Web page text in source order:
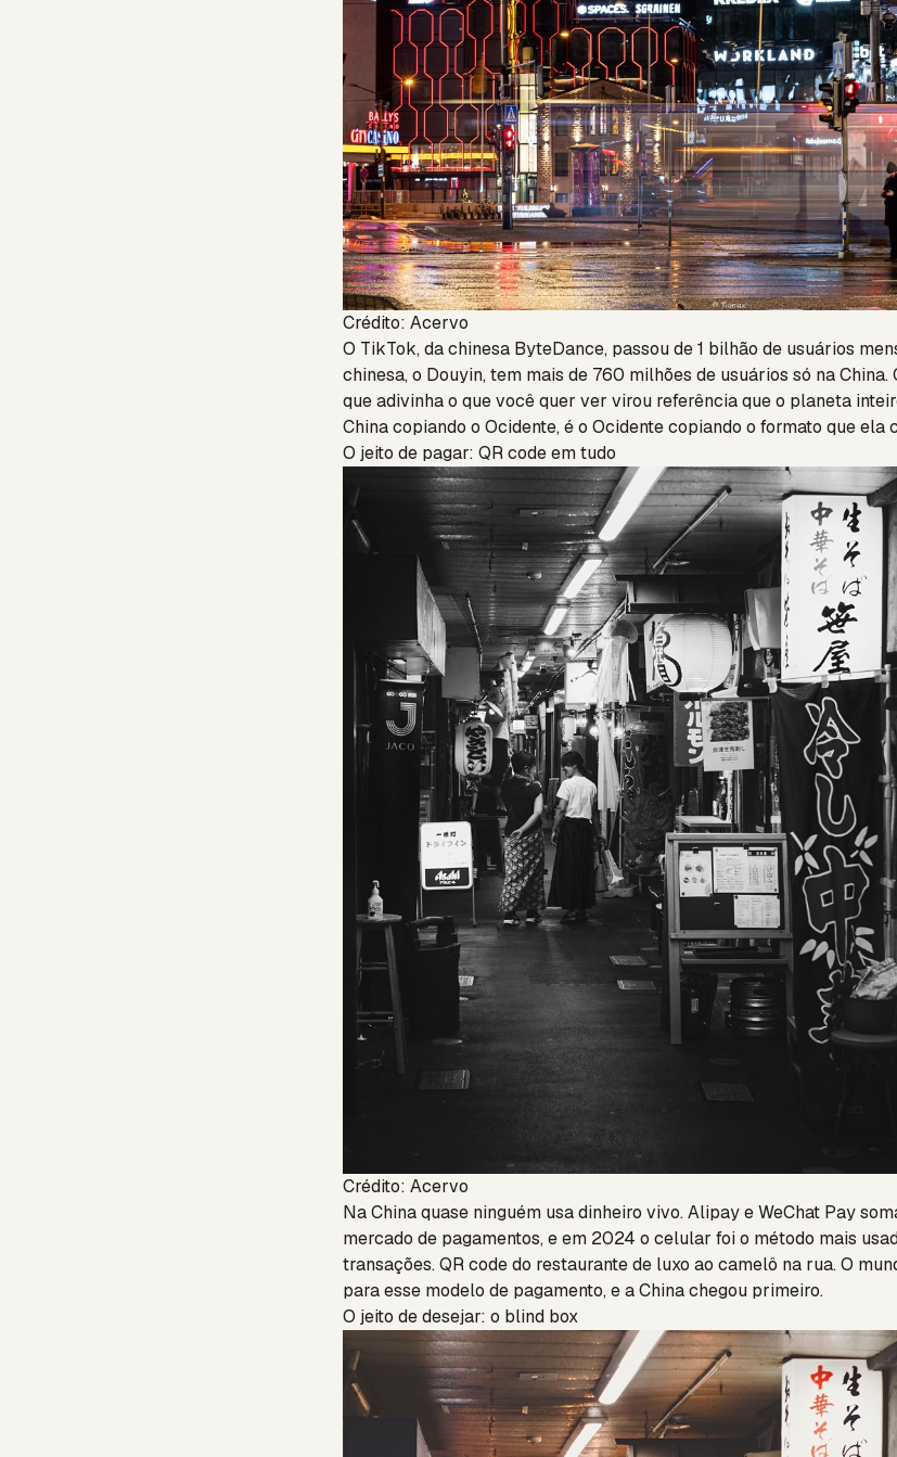
Crédito: Acervo
O TikTok, da chinesa ByteDance, passou de 1 bilhão de usuários
chinesa, o Douyin, tem mais de 760 milhões de usuários só na
que adivinha o que você quer ver virou referência que o planeta
China copiando o Ocidente, é o Ocidente copiando o formato que ela
O jeito de pagar: QR code em tudo
Crédito: Acervo
Na China quase ninguém usa dinheiro vivo. Alipay e WeChat Pay
mercado de pagamentos, e em 2024 o celular foi o método mais
transações. QR code do restaurante de luxo ao camelô na rua. O
para esse modelo de pagamento, e a China chegou primeiro.
O jeito de desejar: o blind box